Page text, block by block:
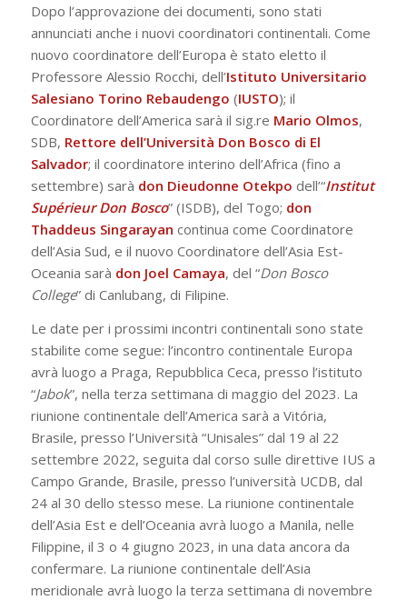
Dopo l’approvazione dei documenti, sono stati
annunciati anche i nuovi coordinatori continentali. Come
nuovo coordinatore dell’Europa è stato eletto il
Professore Alessio Rocchi, dell’Istituto Universitario
Salesiano Torino Rebaudengo (IUSTO); il
Coordinatore dell’America sarà il sig.re Mario Olmos,
SDB, Rettore dell’Università Don Bosco di El
Salvador; il coordinatore interino dell’Africa (fino a
settembre) sarà don Dieudonne Otekpo dell’“Institut
Supérieur Don Bosco” (ISDB), del Togo; don
Thaddeus Singarayan continua come Coordinatore
dell’Asia Sud, e il nuovo Coordinatore dell’Asia Est-
Oceania sarà don Joel Camaya, del “Don Bosco
College” di Canlubang, di Filipine.
Le date per i prossimi incontri continentali sono state
stabilite come segue: l’incontro continentale Europa
avrà luogo a Praga, Repubblica Ceca, presso l’istituto
“Jabok”, nella terza settimana di maggio del 2023. La
riunione continentale dell’America sarà a Vitória,
Brasile, presso l’Università “Unisales” dal 19 al 22
settembre 2022, seguita dal corso sulle direttive IUS a
Campo Grande, Brasile, presso l’università UCDB, dal
24 al 30 dello stesso mese. La riunione continentale
dell’Asia Est e dell’Oceania avrà luogo a Manila, nelle
Filippine, il 3 o 4 giugno 2023, in una data ancora da
confermare. La riunione continentale dell’Asia
meridionale avrà luogo la terza settimana di novembre